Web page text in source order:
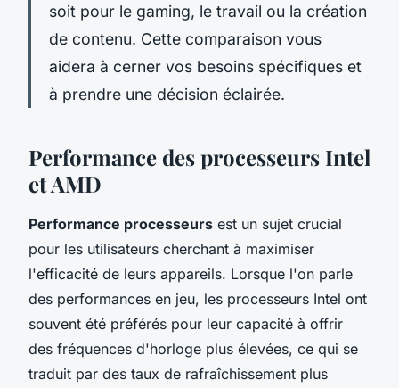
soit pour le gaming, le travail ou la création
de contenu. Cette comparaison vous
aidera à cerner vos besoins spécifiques et
à prendre une décision éclairée.
Performance des processeurs Intel
et AMD
Performance processeurs est un sujet crucial
pour les utilisateurs cherchant à maximiser
l'efficacité de leurs appareils. Lorsque l'on parle
des performances en jeu, les processeurs Intel ont
souvent été préférés pour leur capacité à offrir
des fréquences d'horloge plus élevées, ce qui se
traduit par des taux de rafraîchissement plus